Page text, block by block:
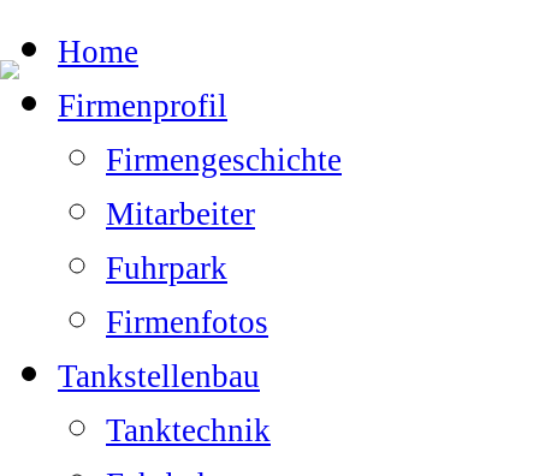
Home
Firmenprofil
Firmengeschichte
Mitarbeiter
Fuhrpark
Firmenfotos
Tankstellenbau
Tanktechnik